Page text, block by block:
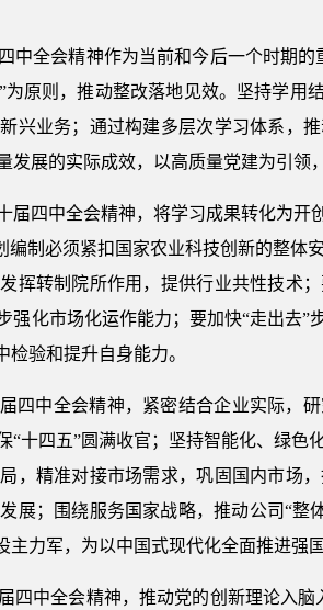
中全会精神作为当前和今后一个时期
原则，推动整改落地见效。坚持学用
兴业务；通过构建多层次学习体系，
展的实际成效，以高质量党建为引领
届四中全会精神，将学习成果转化为开
编制必须紧扣国家农业科技创新的整
挥转制院所作用，提供行业共性技术
化市场化运作能力；要加快“走出去”
验和提升自身能力。
四中全会精神，紧密结合企业实际，
十四五”圆满收官；坚持智能化、绿色
，精准对接市场需求，巩固国内市场
展；围绕服务国家战略，推动公司“整
力军，为以中国式现代化全面推进强
四中全会精神，推动党的创新理论入